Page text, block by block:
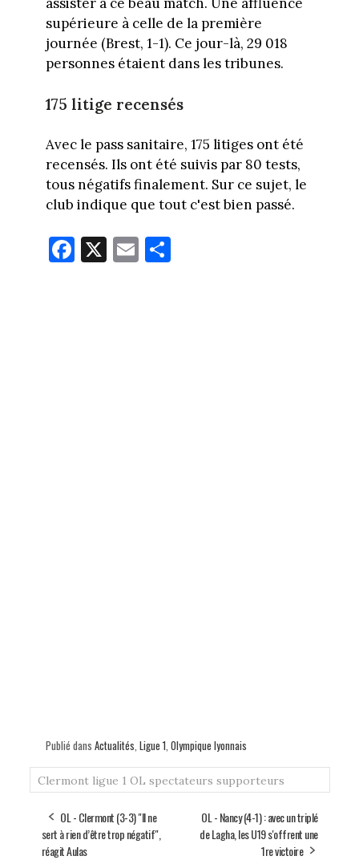
supérieure à celle de la première
journée (Brest, 1-1). Ce jour-là, 29 018
personnes étaient dans les tribunes.
175 litige recensés
Avec le pass sanitaire, 175 litiges ont été
recensés. Ils ont été suivis par 80 tests,
tous négatifs finalement. Sur ce sujet, le
club indique que tout c'est bien passé.
Fa
ce
X E
m
Pa
rt
Publié dans Actualités Ligue 1 Olympique lyonnais
Clermont ligue 1 OL spectateurs supporteurs
OL - Clermont (3-3) "Il ne
sert à rien d’être trop négatif",
réagit Aulas
OL - Nancy (4-1) : avec un triplé
de Lagha, les U19 s'offrent une
1re victoire